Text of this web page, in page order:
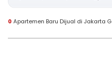
0 Apartemen Baru Dijual di Jakarta